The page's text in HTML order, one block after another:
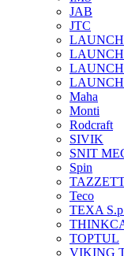
JAB
JTC
LAUNCH
LAUNCH
Maha
Monti
Rodcraft
SIVIK
SNIT
Spin
Teco
TEXA
TOPTUL
VIKING